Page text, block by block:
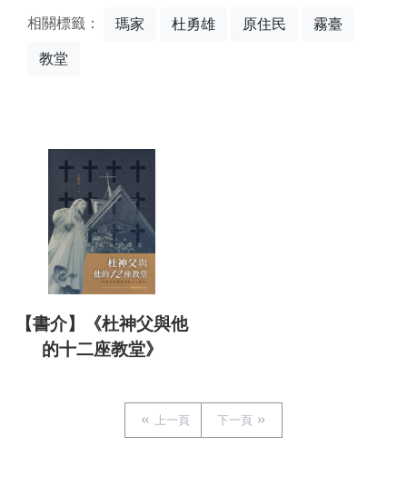
相關標籤： 瑪家 杜勇雄 原住民 霧臺
教堂
【書介】《杜神父與他
的十二座教堂》
上一頁 下一頁